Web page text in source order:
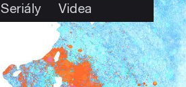
Seriály Videa